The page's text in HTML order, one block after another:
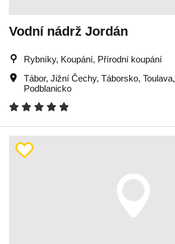
Vodní nádrž Jordán
Rybníky, Koupání, Přírodní koupání
Tábor, Jižní Čechy, Táborsko, Toulava,
Podblanicko